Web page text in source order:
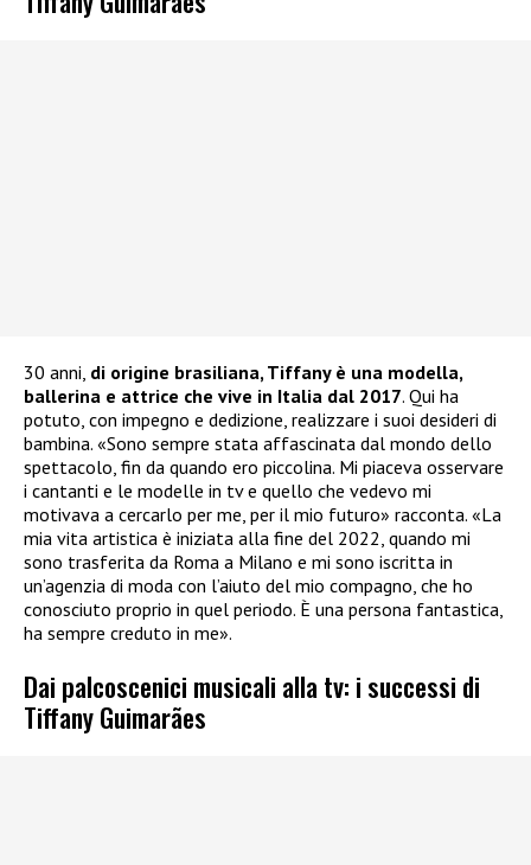
30 anni, di origine brasiliana, Tiffany è una modella,
ballerina e attrice che vive in Italia dal 2017. Qui ha
potuto, con impegno e dedizione, realizzare i suoi desideri di
bambina. «Sono sempre stata affascinata dal mondo dello
spettacolo, fin da quando ero piccolina. Mi piaceva osservare
i cantanti e le modelle in tv e quello che vedevo mi
motivava a cercarlo per me, per il mio futuro» racconta. «La
mia vita artistica è iniziata alla fine del 2022, quando mi
sono trasferita da Roma a Milano e mi sono iscritta in
un’agenzia di moda con l’aiuto del mio compagno, che ho
conosciuto proprio in quel periodo. È una persona fantastica,
ha sempre creduto in me».
Dai palcoscenici musicali alla tv: i successi di
Tiffany Guimarães